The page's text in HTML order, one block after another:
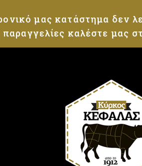
μας κατάστημα δεν
παραγγελίες καλέστε μας